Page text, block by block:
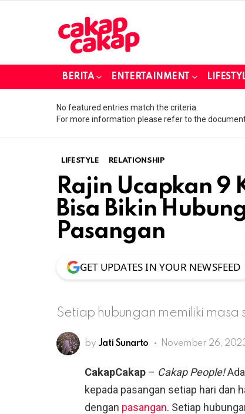
BERITA ENTERTAINMENT
No featured entries match the criteria.
For more information please refer to the
LIFESTYLE RELATIONSHIP
Rajin Ucapkan 9
Bisa Bikin
Pasangan
GET UPDATES IN YOUR NEWSFEED
Setiap hubungan memiliki masa
by Jati Sunarto November 26,
CakapCakap – Cakap People!
kepada pasangan setiap hari dan
dengan pasangan. Setiap